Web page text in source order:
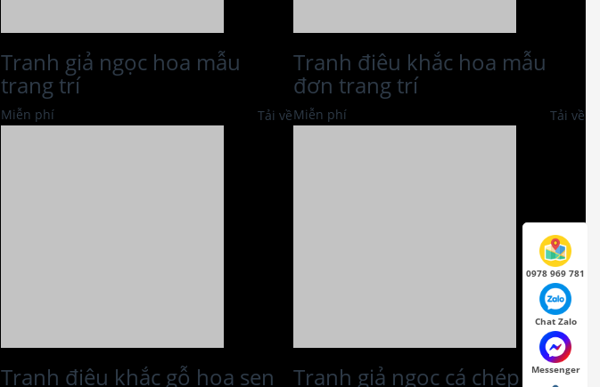
Tranh giả ngọc hoa mẫu
trang trí
Miễn phí Tải về
Tranh điêu khắc hoa mẫu
đơn trang trí
Miễn phí Tải về
Tranh điêu khắc gỗ hoa sen Tranh giả ngọc cá chép và
0978 969 781
Chat Zalo
Messenger